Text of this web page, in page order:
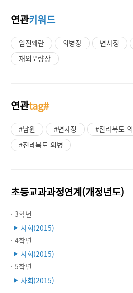
연관키워드
임진왜란 의병장 변사정
재외운량장
연관tag#
#남원 #변사정
#전라북도
#전라북도 의병
초등교과과정연계(개정년도)
· 3학년
▶ 사회(2015)
· 4학년
▶ 사회(2015)
· 5학년
▶ 사회(2015)